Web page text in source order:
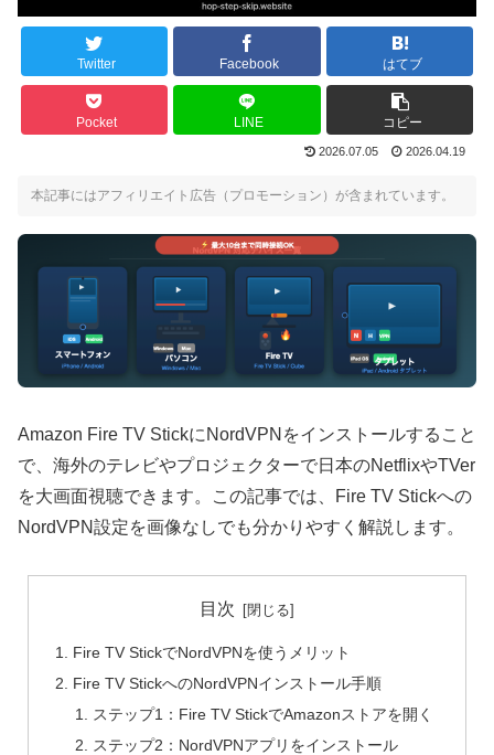
Twitter Facebook はてブ
Pocket LINE コピー
2026.07.05 2026.04.19
本記事にはアフィリエイト広告（プロモーション）が含まれています。
Amazon Fire TV StickにNordVPNをインストールすること
で、海外のテレビやプロジェクターで日本のNetflixやTVer
を大画面視聴できます。この記事では、Fire TV Stickへの
NordVPN設定を画像なしでも分かりやすく解説します。
目次
Fire TV StickでNordVPNを使うメリット
Fire TV StickへのNordVPNインストール手順
ステップ1：Fire TV StickでAmazonストアを開く
ステップ2：NordVPNアプリをインストール